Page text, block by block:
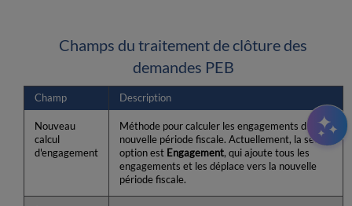
Champs du traitement de clôture des
demandes PEB
Champ Description
Nouveau
calcul
d'engagement
Méthode pour calculer les engagements dans la
nouvelle période fiscale. Actuellement, la seule
option est Engagement, qui ajoute tous les
engagements et les déplace vers la nouvelle
période fiscale.